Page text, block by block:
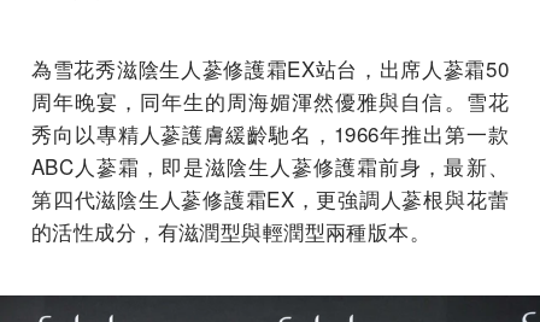
為雪花秀滋陰生人蔘修護霜EX站台，出席人蔘霜50
周年晚宴，同年生的周海媚渾然優雅與自信。雪花
秀向以專精人蔘護膚緩齡馳名，1966年推出第一款
ABC人蔘霜，即是滋陰生人蔘修護霜前身，最新、
第四代滋陰生人蔘修護霜EX，更強調人蔘根與花蕾
的活性成分，有滋潤型與輕潤型兩種版本。